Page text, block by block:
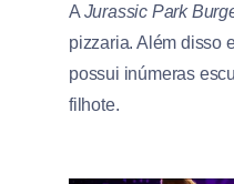
A Jurassic Park
pizzaria. Além disso
possui inúmeras
filhote.